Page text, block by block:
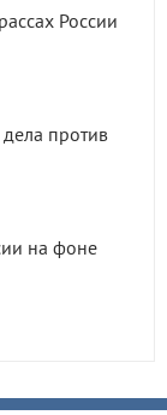
России
против
на фоне